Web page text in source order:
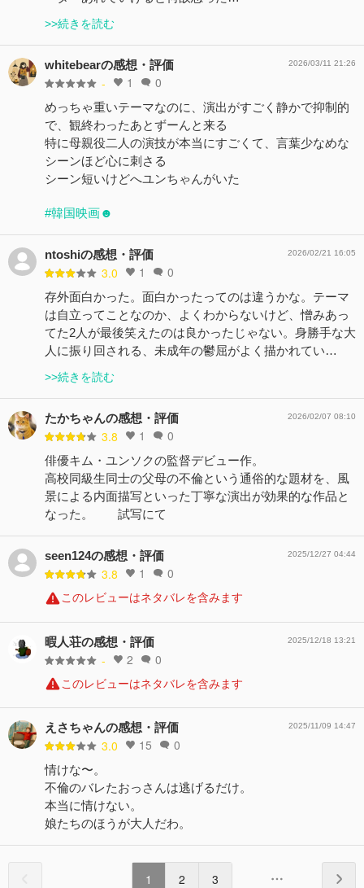
>>続きを読む
whitebearの感想・評価
- 1 0
2026/03/11 21:26
めっちゃ重いテーマなのに、演出がすごく静かで抑制的
で、観終わったあとずーんと来る
特に母親役二人の演技が本当にすごくて、言葉少なめな
シーンほど心に刺さる
シーン短いけどへユンちゃんがいた
#韓国映画☻
ntoshiの感想・評価
3.0 1 0
2026/02/21 16:05
存外面白かった。面白かったってのは違うかな。テーマ
は自立ってことなのか、よくわからないけど、憎みあっ
てた2人が最後笑えたのは良かったじゃない。身勝手な大
人に振り回される、未成年の鬱屈がよく描かれてい…
>>続きを読む
たかちゃんの感想・評価
3.8 1 0
2026/02/07 08:10
俳優キム・ユンソクの監督デビュー作。
高校同級生同士の父母の不倫という通俗的な題材を、風
景による内面描写といった丁寧な演出が効果的な作品と
なった。 試写にて
seen124の感想・評価
3.8 1 0
2025/12/27 04:44
このレビューはネタバレを含みます
暇人荘の感想・評価
- 2 0
2025/12/18 13:21
このレビューはネタバレを含みます
えさちゃんの感想・評価
3.0 15 0
2025/11/09 14:47
情けな〜。
不倫のバレたおっさんは逃げるだけ。
本当に情けない。
娘たちのほうが大人だわ。
1 2 3